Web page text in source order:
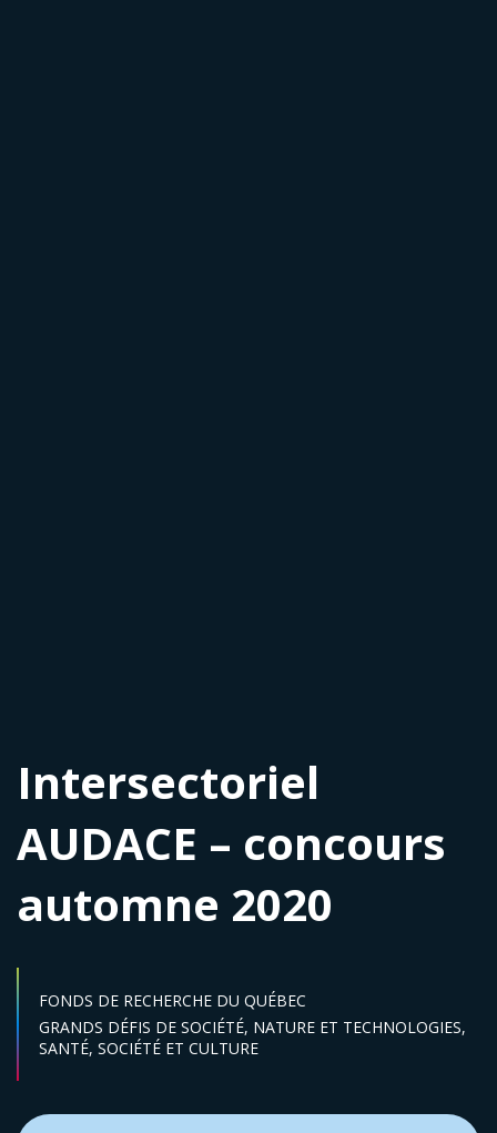
Intersectoriel
AUDACE – concours
automne 2020
FONDS DE RECHERCHE DU QUÉBEC
Secteur :
GRANDS DÉFIS DE SOCIÉTÉ, NATURE ET TECHNOLOGIES,
SANTÉ, SOCIÉTÉ ET CULTURE